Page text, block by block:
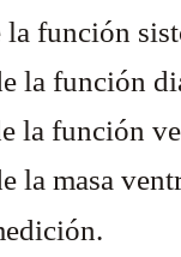
la función
la función
la función
la masa